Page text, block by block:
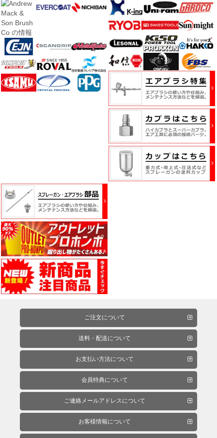
ス
キ
ン
グ・
養
生
紙
ー
プ・
機
能
性
テ
ー
プ
ご注文について
送料・配送について
お支払い方法について
会員特典について
ご連絡メールアドレスについて
お客様情報について